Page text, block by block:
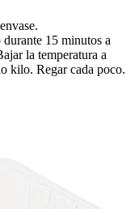
15 minutos a
la temperatura a
kilo. Regar cada poco.